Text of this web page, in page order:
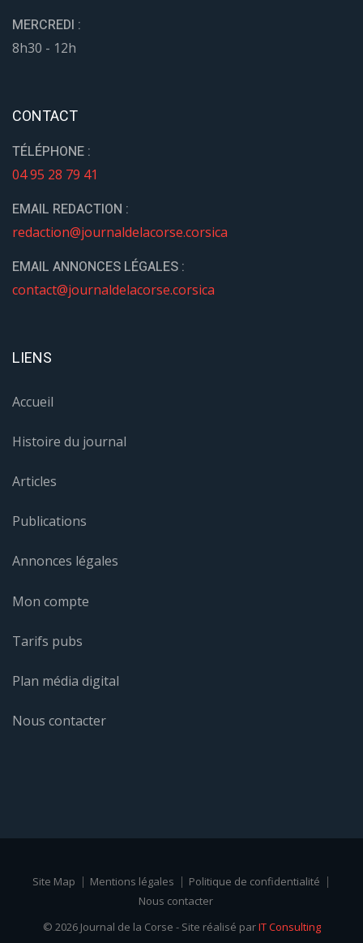
MERCREDI :
8h30 - 12h
CONTACT
TÉLÉPHONE :
04 95 28 79 41
EMAIL REDACTION :
redaction@journaldelacorse.corsica
EMAIL ANNONCES LÉGALES :
contact@journaldelacorse.corsica
LIENS
Accueil
Histoire du journal
Articles
Publications
Annonces légales
Mon compte
Tarifs pubs
Plan média digital
Nous contacter
Site Map Mentions légales
Politique de confidentialité
Nous contacter
© 2026 Journal de la Corse - Site réalisé parIT Consulting